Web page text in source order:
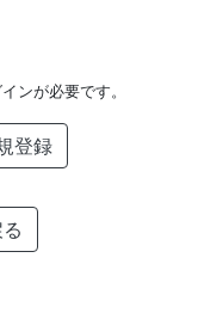
ンが必要です。
登録